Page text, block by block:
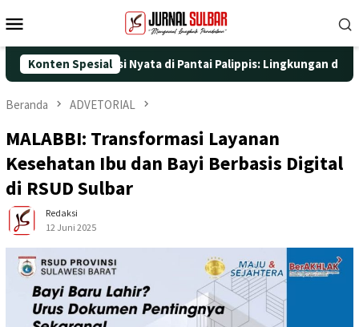
ke
Mobile
Konten Spesial
Aksi Nyata di Pantai Palippis: Lingkungan dan
Beranda ADVETORIAL
MALABBI: Transformasi Layanan
Kesehatan Ibu dan Bayi Berbasis Digital
di RSUD Sulbar
Redaksi
12 Juni 2025